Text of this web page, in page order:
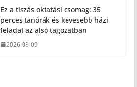
Ez a tiszás oktatási csomag: 35
perces tanórák és kevesebb házi
feladat az alsó tagozatban
2026-08-09